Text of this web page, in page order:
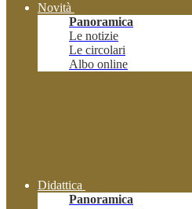
Novità
Panoramica
Le notizie
Le circolari
Albo online
Didattica
Panoramica